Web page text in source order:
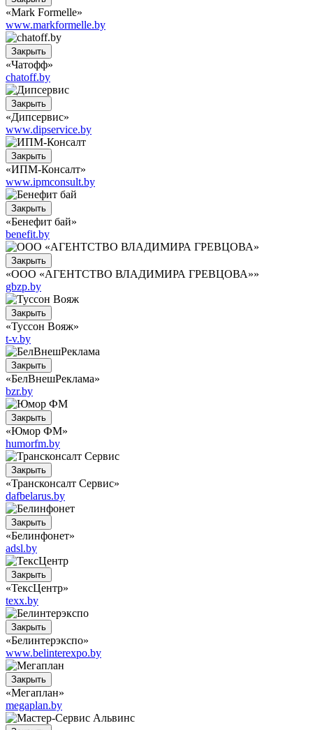
«Mark Formelle»
www.markformelle.by
Закрыть
«Чатофф»
chatoff.by
Закрыть
«Дипсервис»
www.dipservice.by
Закрыть
«ИПМ-Консалт»
www.ipmconsult.by
Закрыть
«Бенефит бай»
benefit.by
Закрыть
«ООО «АГЕНТСТВО ВЛАДИМИРА ГРЕВЦОВА»»
gbzp.by
Закрыть
«Туссон Вояж»
t-v.by
Закрыть
«БелВнешРеклама»
bzr.by
Закрыть
«Юмор ФМ»
humorfm.by
Закрыть
«Трансконсалт Сервис»
dafbelarus.by
Закрыть
«Белинфонет»
adsl.by
Закрыть
«ТексЦентр»
texx.by
Закрыть
«Белинтерэкспо»
www.belinterexpo.by
Закрыть
«Мегаплан»
megaplan.by